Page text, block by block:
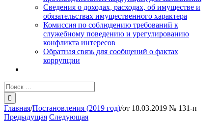
Сведения о доходах, расходах, об имуществе и
обязательствах имущественного характера
Комиссия по соблюдению требований к
служебному поведению и урегулированию
конфликта интересов
Обратная связь для сообщений о фактах
коррупции
Результат
поиска:
Главная/Постановления (2019 год)/от 18.03.2019 № 131-п
Предыдущая Следующая